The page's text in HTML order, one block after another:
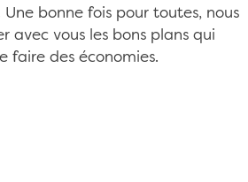
Une bonne fois pour toutes, nous
avec vous les bons plans qui
faire des économies.